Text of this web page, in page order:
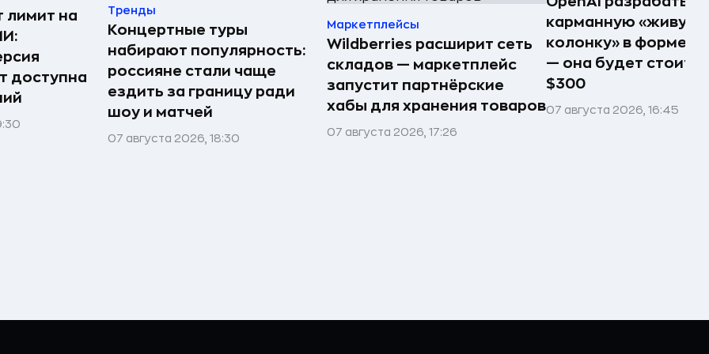
лимит на
доступна
Тренды
Концертные туры
набирают популярность:
россияне стали чаще
ездить за границу ради
шоу и матчей
07 августа 2026, 18:30
Маркетплейсы
Wildberries расширит сеть
складов — маркетплейс
запустит партнёрские
хабы для хранения товаров
07 августа 2026, 17:26
карманную «живую
колонку» в форме
— она будет стоить
$300
07 августа 2026, 16:45